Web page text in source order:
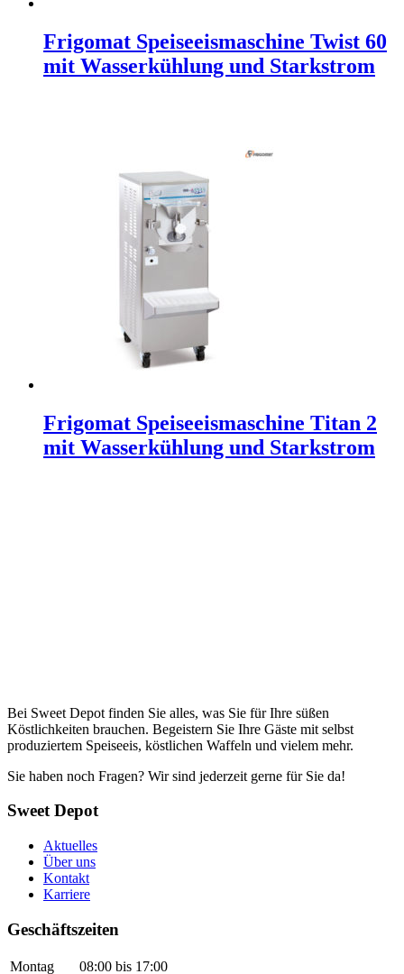
Frigomat Speiseeismaschine Twist 60
mit Wasserkühlung und Starkstrom
Frigomat Speiseeismaschine Titan 2
mit Wasserkühlung und Starkstrom
Bei Sweet Depot finden Sie alles, was Sie für Ihre süßen
Köstlichkeiten brauchen. Begeistern Sie Ihre Gäste mit selbst
produziertem Speiseeis, köstlichen Waffeln und vielem mehr.
Sie haben noch Fragen? Wir sind jederzeit gerne für Sie da!
Sweet Depot
Aktuelles
Über uns
Kontakt
Karriere
Geschäftszeiten
Montag 08:00 bis 17:00